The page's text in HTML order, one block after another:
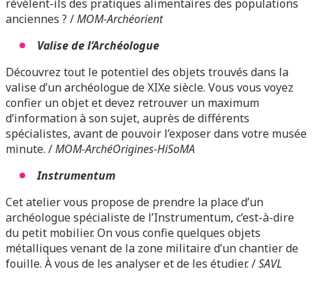
révèlent-ils des pratiques alimentaires des populations
anciennes ? /MOM-Archéorient
Valise de l’Archéologue
Découvrez tout le potentiel des objets trouvés dans la
valise d’un archéologue de XIXe siècle. Vous vous voyez
confier un objet et devez retrouver un maximum
d’information à son sujet, auprès de différents
spécialistes, avant de pouvoir l’exposer dans votre musée
minute. /MOM-ArchéOrigines-HiSoMA
Instrumentum
Cet atelier vous propose de prendre la place d’un
archéologue spécialiste de l’Instrumentum, c’est-à-dire
du petit mobilier. On vous confie quelques objets
métalliques venant de la zone militaire d’un chantier de
fouille. À vous de les analyser et de les étudier. /SAVL